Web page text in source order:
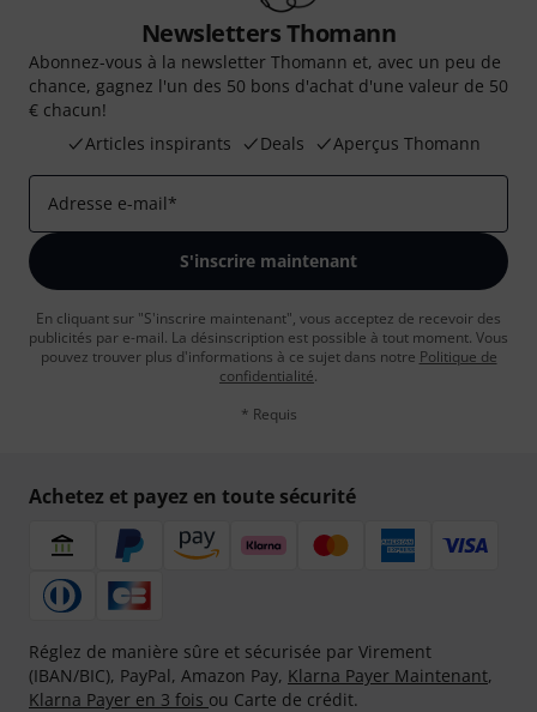
Newsletters Thomann
Abonnez-vous à la newsletter Thomann et, avec un peu de
chance, gagnez l'un des 50 bons d'achat d'une valeur de 50
€ chacun!
Articles inspirants
Deals Aperçus Thomann
Adresse e-mail*
S'inscrire maintenant
En cliquant sur "S'inscrire maintenant", vous acceptez de recevoir des
publicités par e-mail. La désinscription est possible à tout moment. Vous
pouvez trouver plus d'informations à ce sujet dans notre Politique de
confidentialité.
* Requis
Achetez et payez en toute sécurité
Réglez de manière sûre et sécurisée par Virement
(IBAN/BIC), PayPal, Amazon Pay, Klarna Payer Maintenant,
Klarna Payer en 3 fois ou Carte de crédit.